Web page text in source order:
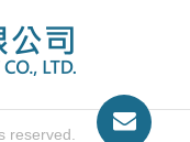
reserved.